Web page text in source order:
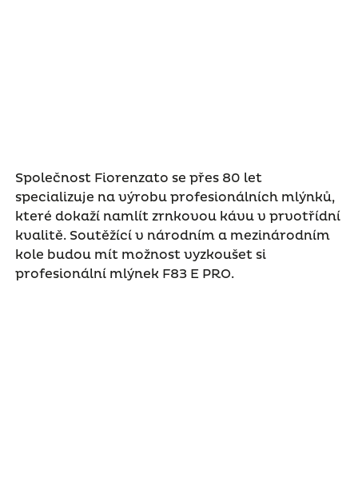
Společnost Fiorenzato se přes 80 let
specializuje na výrobu profesionálních mlýnků,
které dokaží namlít zrnkovou kávu v prvotřídní
kvalitě. Soutěžící v národním a mezinárodním
kole budou mít možnost vyzkoušet si
profesionální mlýnek F83 E PRO.